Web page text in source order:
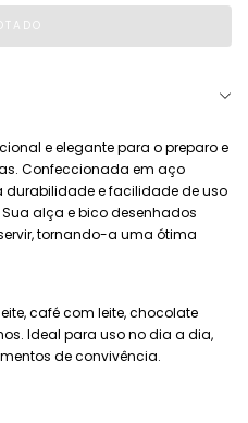
e elegante para o preparo e
Confeccionada em aço
e facilidade de uso
alça e bico desenhados
tornando-a uma ótima
café com leite, chocolate
Ideal para uso no dia a dia,
de convivência.